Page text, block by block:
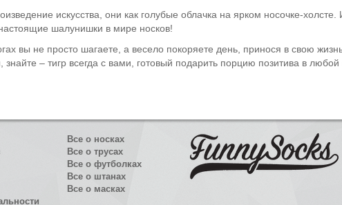
искусства, они как голубые облачка на ярком носочке-
настоящие шалунишки в мире носков!
вы не просто шагаете, а весело покоряете день, принося в свою
знайте – тигр всегда с вами, готовый подарить порцию позитива в
Все о носках
Все о трусах
Все о футболках
Все о штанах
Все о масках